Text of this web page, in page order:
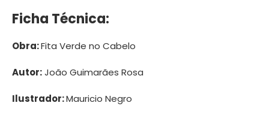
Ficha Técnica:
Obra:Fita Verde no Cabelo
Autor:João Guimarães Rosa
Ilustrador:Mauricio Negro